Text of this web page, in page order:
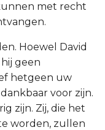
met recht
Hoewel David
geen
hetgeen uw
voor zijn.
zijn. Zij, die het
worden, zullen